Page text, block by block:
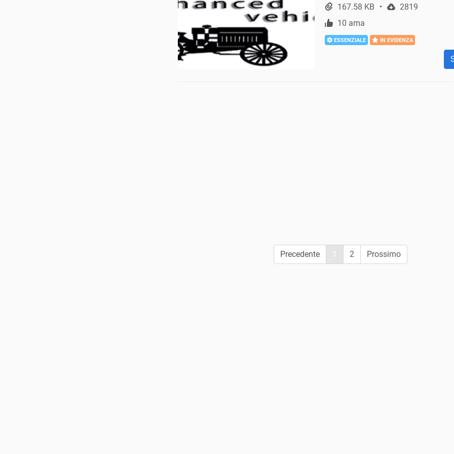
167.58 KB
2819
10 ama
ESSENZIALE IN EVIDENZA
Precedente 1 2 Prossimo